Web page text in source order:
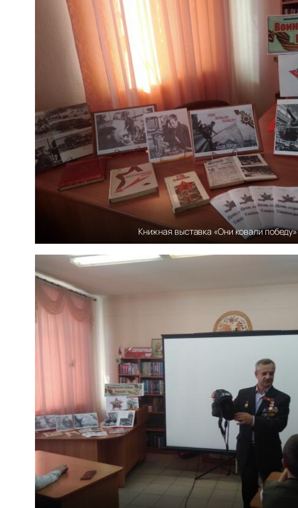
Книжная выставка «Они ковали победу»